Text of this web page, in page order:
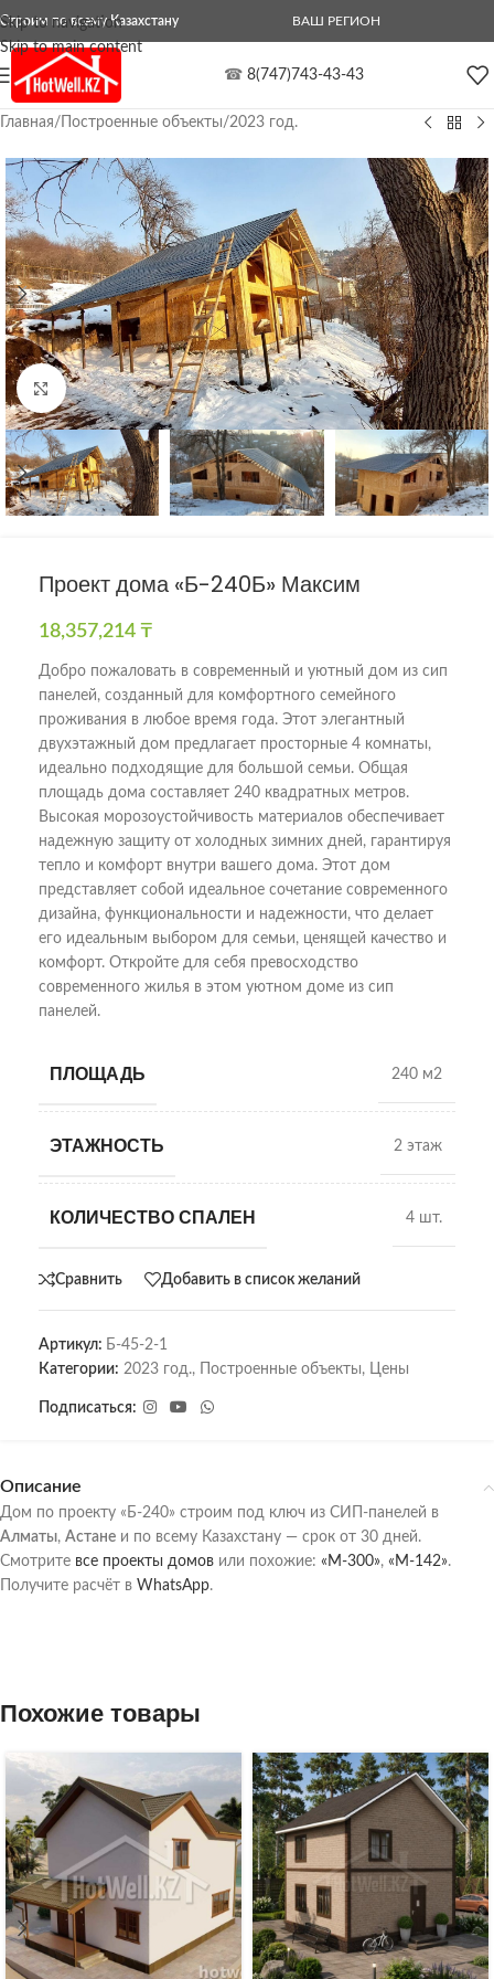
Skip to navigation
Skip to main content
Строим по всему Казахстану ВАШ РЕГИОН
☎ 8(747)743-43-43
Главная/ Построенные объекты/2023 год.
Нажмите, чтобы увеличить
Проект дома «Б-240Б» Максим
18,357,214 ₸
Добро пожаловать в современный и уютный дом из сип
панелей, созданный для комфортного семейного
проживания в любое время года. Этот элегантный
двухэтажный дом предлагает просторные 4 комнаты,
идеально подходящие для большой семьи. Общая
площадь дома составляет 240 квадратных метров.
Высокая морозоустойчивость материалов обеспечивает
надежную защиту от холодных зимних дней, гарантируя
тепло и комфорт внутри вашего дома. Этот дом
представляет собой идеальное сочетание современного
дизайна, функциональности и надежности, что делает
его идеальным выбором для семьи, ценящей качество и
комфорт. Откройте для себя превосходство
современного жилья в этом уютном доме из сип
панелей.
ПЛОЩАДЬ 240 м2
ЭТАЖНОСТЬ 2 этаж
КОЛИЧЕСТВО СПАЛЕН 4 шт.
Сравнить Добавить в список желаний
Артикул: Б-45-2-1
Категории: 2023 год., Построенные объекты, Цены
Подписаться:
Описание
Дом по проекту «Б-240» строим под ключ из СИП-панелей в
Алматы, Астане и по всему Казахстану — срок от 30 дней.
Смотрите все проекты домов или похожие: «М-300», «М-142».
Получите расчёт в WhatsApp.
Похожие товары